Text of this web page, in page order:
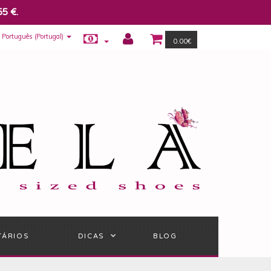
€.
Português (Portugal)
0.00€
DICAS BLOG